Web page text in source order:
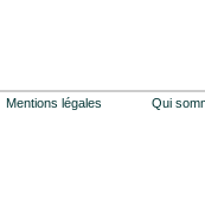
Mentions légales Qui